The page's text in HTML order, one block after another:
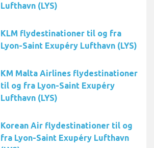
Lufthavn (LYS)
KLM flydestinationer til og fra
Lyon-Saint Exupéry Lufthavn (LYS)
KM Malta Airlines flydestinationer
til og fra Lyon-Saint Exupéry
Lufthavn (LYS)
Korean Air flydestinationer til og
fra Lyon-Saint Exupéry Lufthavn